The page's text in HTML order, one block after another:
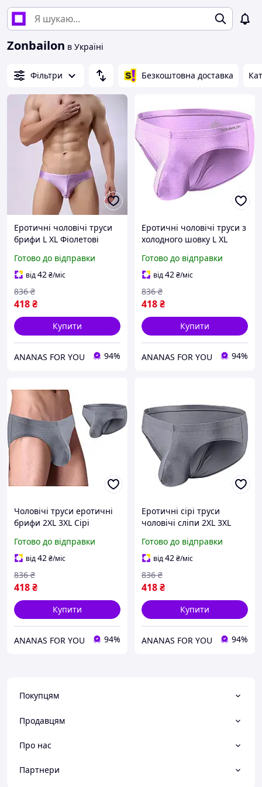
Zonbailon в Україні
Фільтри Безкоштовна доставка
Еротичні чоловічі труси
брифи L XL Фіолетові
підтримки та
підкреслення пенісу
Готово до відправки
від42₴/міс
418₴
836 ₴
Купити
ANANAS FOR YOU 94%
Еротичні чоловічі труси з
холодного шовку L XL
сліпи брифи U-подібний
опуклий стереодихаючий
дизайн
Готово до відправки
від42₴/міс
418₴
836 ₴
Купити
ANANAS FOR YOU 94%
Чоловічі труси еротичні
брифи 2XL 3XL Сірі
з холодного шовку для
підкреслення пенісу
Готово до відправки
від42₴/міс
418₴
836 ₴
Купити
ANANAS FOR YOU 94%
Еротичні сірі труси
чоловічі сліпи 2XL 3XL
чоловічі для рольових
ігор БДСМ Фетіш
Готово до відправки
від42₴/міс
418₴
836 ₴
Купити
ANANAS FOR YOU 94%
Покупцям
Продавцям
Про нас
Партнери